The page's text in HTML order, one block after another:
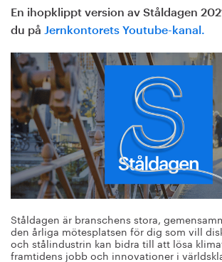
En ihopklippt version av Ståldagen
du på Jernkontorets Youtube-kanal.
Ståldagen är branschens stora,
den årliga mötesplatsen för dig som vill
och stålindustrin kan bidra till att lösa
framtidens jobb och innovationer i